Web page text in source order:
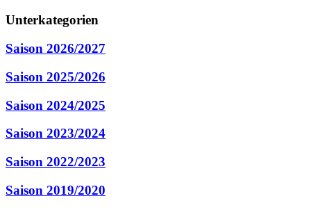
Unterkategorien
Saison 2026/2027
Saison 2025/2026
Saison 2024/2025
Saison 2023/2024
Saison 2022/2023
Saison 2019/2020